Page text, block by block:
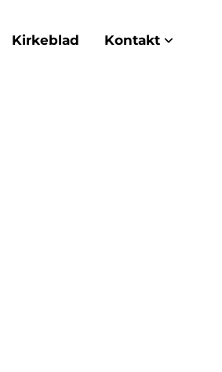
Kirkeblad Kontakt